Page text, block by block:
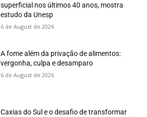
superficial nos últimos 40 anos, mostra
estudo da Unesp
6 de August de 2026
A fome além da privação de alimentos:
vergonha, culpa e desamparo
6 de August de 2026
Caxias do Sul e o desafio de transformar